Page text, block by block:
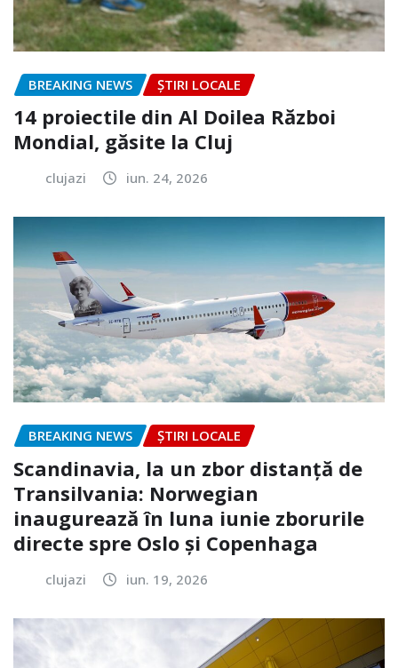
BREAKING NEWS ȘTIRI LOCALE
14 proiectile din Al Doilea Război
Mondial, găsite la Cluj
clujazi iun. 24, 2026
BREAKING NEWS ȘTIRI LOCALE
Scandinavia, la un zbor distanță de
Transilvania: Norwegian
inaugurează în luna iunie zborurile
directe spre Oslo și Copenhaga
clujazi iun. 19, 2026